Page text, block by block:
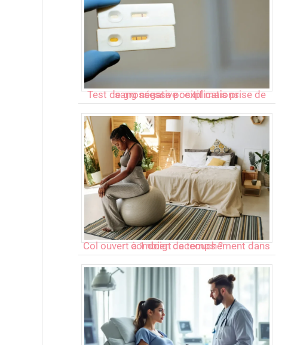
Test de grossesse positif mais prise de sang négative : explications
Col ouvert à 1 doigt : accouchement dans combien de temps ?